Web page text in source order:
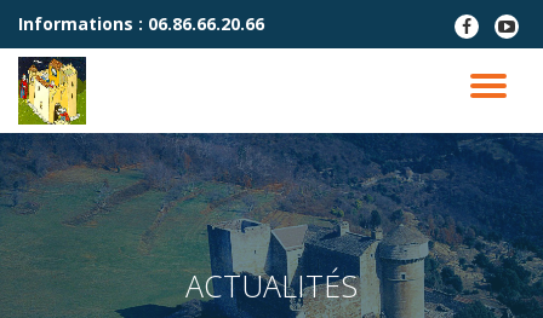
Aller
contenu
Informations : 06.86.66.20.66
fa-
facebook
fa-
play
LA
ACTUALITÉS